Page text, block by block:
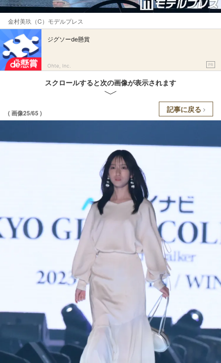
金村美玖（C）モデルプレス
ジグソーde懸賞
Ohte, Inc. PR
スクロールすると次の画像が表示されます
( 画像25/65 ) 記事に戻る